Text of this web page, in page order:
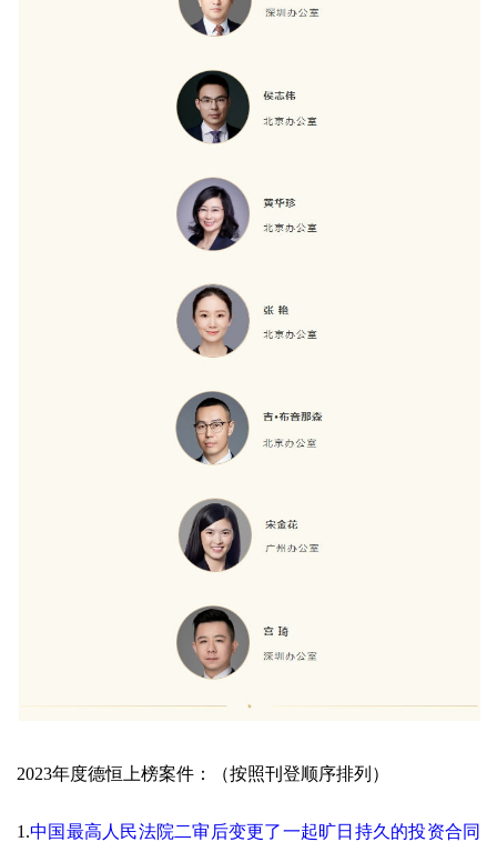
2023年度德恒上榜案件：（按照刊登顺序排列 ）
1.中国最高人民法院二审后变更了一起旷日持久的投资合同